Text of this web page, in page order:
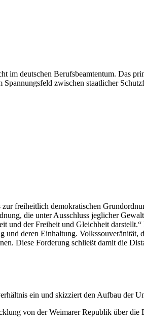
deutschen Berufsbeamtentum. Das
zwischen staatlicher
freiheitlich demokratischen
die unter Ausschluss jeglicher
und der Freiheit und Gleichheit
deren Einhaltung. Volkssouveränität,
Diese Forderung schließt damit die
ein und skizziert den Aufbau der
von der Weimarer Republik über